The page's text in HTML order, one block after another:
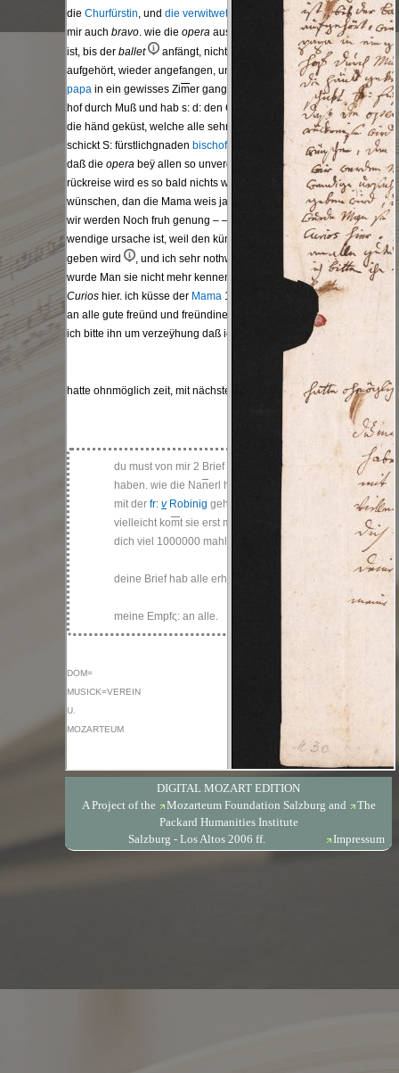
DIGITAL MOZART EDITION
A Project of the
Mozarteum Foundation Salzburg and
The
Packard Humanities Institute
Salzburg - Los Altos 2006 ff.
Impressum